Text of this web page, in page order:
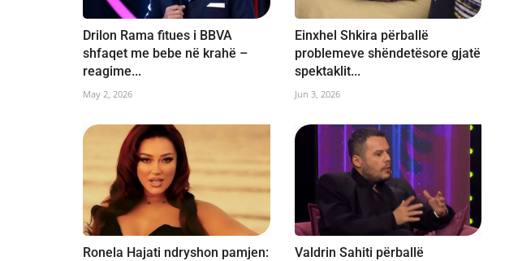
Drilon Rama fitues i BBVA
shfaqet me bebe në krahë –
reagime...
May 2, 2026
Einxhel Shkira përballë
problemeve shëndetësore gjatë
spektaklit...
Jun 3, 2026
Ronela Hajati ndryshon pamjen:
Valdrin Sahiti përballë